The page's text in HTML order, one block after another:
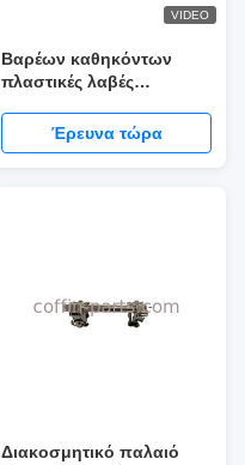
VIDEO
Βαρέων καθηκόντων
πλαστικές λαβές
εξαρτήματα κασετινών
Metallzation
Έρευνα τώρα
Διακοσμητικό παλαιό